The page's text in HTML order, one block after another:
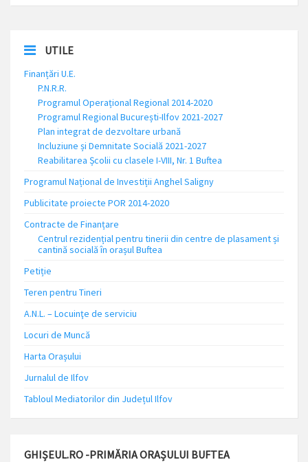
UTILE
Finanțări U.E.
P.N.R.R.
Programul Operațional Regional 2014-2020
Programul Regional București-Ilfov 2021-2027
Plan integrat de dezvoltare urbană
Incluziune și Demnitate Socială 2021-2027
Reabilitarea Școlii cu clasele I-VIII, Nr. 1 Buftea
Programul Național de Investiții Anghel Saligny
Publicitate proiecte POR 2014-2020
Contracte de Finanțare
Centrul rezidențial pentru tinerii din centre de plasament și
cantină socială în orașul Buftea
Petiție
Teren pentru Tineri
A.N.L. – Locuinţe de serviciu
Locuri de Muncă
Harta Orașului
Jurnalul de Ilfov
Tabloul Mediatorilor din Județul Ilfov
GHIȘEUL.RO -PRIMĂRIA ORAȘULUI BUFTEA